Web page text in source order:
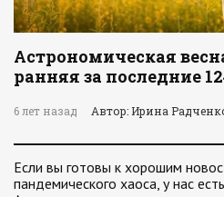
Астрономическая
ранняя за последние
6 лет назад Автор: Ирина
Если вы готовы к хорошим
пандемического хаоса, у нас